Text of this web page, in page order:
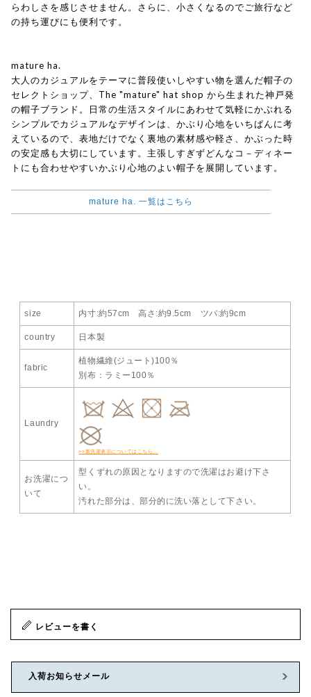
らわしさを感じさせません。さらに、小さくなるのでご旅行など
の持ち運びにも便利です。
mature ha.
大人のカジュアルをテーマに普段使いしやすい物を選んだ帽子の
セレクトショップ、The "mature" hat shop から生まれた神戸発
の帽子ブランド。日常の生活スタイルにあわせて気軽にかぶれる
シンプルでカジュアルなデザインは、かぶり心地をいちばんに考
えているので、表地だけでなく裏地の素材感や軽さ、かぶった時
の安定感も大切にしています。主張しすぎずどんなコ－ディネー
トにも合わせやすいかぶり心地のよい帽子を展開しています。
mature ha. 一覧はこちら
size 内寸:約57cm 高さ:約9.5cm ツバ:約9cm
country 日本製
fabric
植物繊維(ジュート)100％
別布：ラミー100％
Laundry
>>新洗濯表示についてはこちら。
お洗濯につ
いて
型くずれの原因となりますので洗濯はお避け下さ
い。
汚れた部分は、部分的に洗い落として下さい。
レビューを書く
入荷お知らせメール